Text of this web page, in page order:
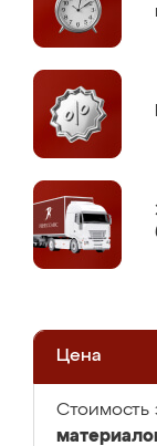
Цена
Стоимость